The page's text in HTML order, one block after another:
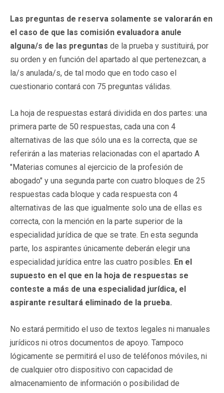
Las preguntas de reserva solamente se valorarán en
el caso de que las comisión evaluadora anule
alguna/s de las preguntas de la prueba y sustituirá, por
su orden y en función del apartado al que pertenezcan, a
la/s anulada/s, de tal modo que en todo caso el
cuestionario contará con 75 preguntas válidas.
La hoja de respuestas estará dividida en dos partes: una
primera parte de 50 respuestas, cada una con 4
alternativas de las que sólo una es la correcta, que se
referirán a las materias relacionadas con el apartado A
"Materias comunes al ejercicio de la profesión de
abogado" y una segunda parte con cuatro bloques de 25
respuestas cada bloque y cada respuesta con 4
alternativas de las que igualmente solo una de ellas es
correcta, con la mención en la parte superior de la
especialidad jurídica de que se trate. En esta segunda
parte, los aspirantes únicamente deberán elegir una
especialidad jurídica entre las cuatro posibles. En el
supuesto en el que en la hoja de respuestas se
conteste a más de una especialidad jurídica, el
aspirante resultará eliminado de la prueba.
No estará permitido el uso de textos legales ni manuales
jurídicos ni otros documentos de apoyo. Tampoco
lógicamente se permitirá el uso de teléfonos móviles, ni
de cualquier otro dispositivo con capacidad de
almacenamiento de información o posibilidad de